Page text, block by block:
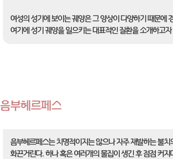
여성의 성기에 보이는 궤양은 그 양상이 다양하기 때문에
여기에 성기 궤양을 일으키는 대표적인 질환을 소개하고
음부헤르페스
음부헤르페스는 치명적이지는 않으나 자주 재발하는 불
화끈거린다. 하나 혹은 여러개의 물집이 생긴 후 점점 커